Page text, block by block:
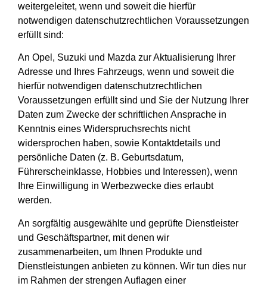
weitergeleitet, wenn und soweit die hierfür
notwendigen datenschutzrechtlichen Voraussetzungen
erfüllt sind:
An Opel, Suzuki und Mazda zur Aktualisierung Ihrer
Adresse und Ihres Fahrzeugs, wenn und soweit die
hierfür notwendigen datenschutzrechtlichen
Voraussetzungen erfüllt sind und Sie der Nutzung Ihrer
Daten zum Zwecke der schriftlichen Ansprache in
Kenntnis eines Widerspruchsrechts nicht
widersprochen haben, sowie Kontaktdetails und
persönliche Daten (z. B. Geburtsdatum,
Führerscheinklasse, Hobbies und Interessen), wenn
Ihre Einwilligung in Werbezwecke dies erlaubt
werden.
An sorgfältig ausgewählte und geprüfte Dienstleister
und Geschäftspartner, mit denen wir
zusammenarbeiten, um Ihnen Produkte und
Dienstleistungen anbieten zu können. Wir tun dies nur
im Rahmen der strengen Auflagen einer